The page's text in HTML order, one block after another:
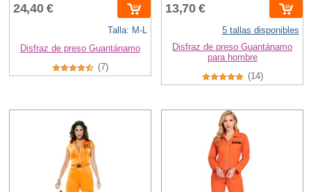
24,40 €
Talla: M-L
Disfraz de preso Guantánamo
(7)
13,70 €
5 tallas disponibles
Disfraz de preso Guantánamo
para hombre
(14)